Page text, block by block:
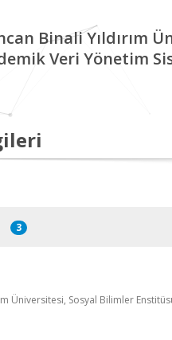
Binali Yıldırım
Veri Yönetim
3
Üniversitesi, Sosyal Bilimler